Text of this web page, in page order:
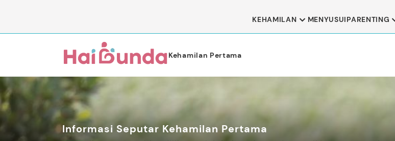
KEHAMILAN MENYUSUIPARENTING
Kehamilan Pertama
Informasi Seputar Kehamilan Pertama